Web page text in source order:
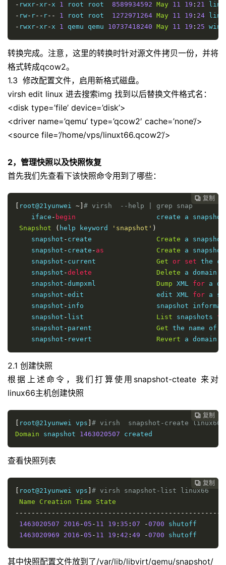
- rwxr-xr-x 1 root root 8589934592 May 11 19 : 21
- rw- r-- r-- 1 root root 1272971264 May 11 19 : 24
- rwxr-xr-x 1 qemu qemu 10737418240 May 11 19 : 25
转换完成。注意，这里的转换时针对源文件拷贝一份，并将
格式转成qcow2。
1.3 修改配置文件，启用新格式磁盘。
virsh edit linux 进去搜索img 找到以后替换文件格式名：
<disk type=’file’ device=’disk’>
<driver name=’qemu’ type=’qcow2′ cache=’none’/>
<source file=’/home/vps/linuxt66.qcow2’/>
2，管理快照以及快照恢复
首先我们先查看下该快照命令用到了哪些：
 复制
root@21yunwei ~] # virsh  --help | grep snap
    iface
- begin
create a
Snapshot
( help keyword 'snapshot' )
    snapshot
- create Create a
    snapshot
- create - as Create a
    snapshot
- current Get or set the
    snapshot
-delete Delete a domain
    snapshot
-dumpxml Dump XML for a
    snapshot
-edit                  edit XML for a
    snapshot
- info                  snapshot
    snapshot
- list List snapshots
    snapshot
- parent Get the name of
    snapshot
- revert Revert a domain
2.1 创建快照
根据上述命令，我们打算使用snapshot-cteate 来对
linux66主机创建快照
 复制
root@21yunwei vps # virsh  snapshot-create linux66
Domain snapshot 1463020507 created
查看快照列表
 复制
root@21yunwei vps # virsh snapshot-list linux66
Name
Creation Time
State
1463020507
2016 -05 - 11 19 : 35 : 07 -0700 shutoff
1463020969
2016 -05 - 11 19 : 42 : 49 -0700 shutoff
其中快照配置文件放到了/var/lib/libvirt/qemu/snapshot/